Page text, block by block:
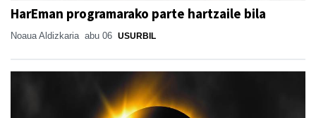
HarEman programarako parte hartzaile bila
Noaua Aldizkaria abu 06 USURBIL